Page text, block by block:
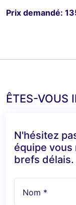
Prix demandé:
ÊTES-VOUS
N'hésitez
équipe vous
brefs délais.
Nom *